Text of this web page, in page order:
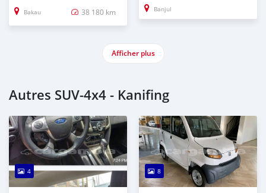
Bakau 38 180 km Banjul
Afficher plus
Autres SUV‒4x4 - Kanifing
4 8